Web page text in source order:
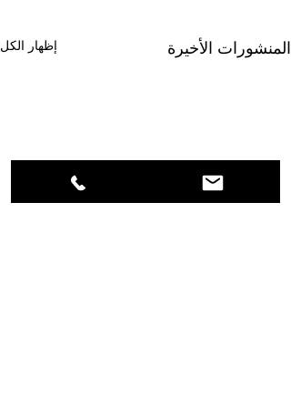
المنشورات الأخيرة إظهار الكل